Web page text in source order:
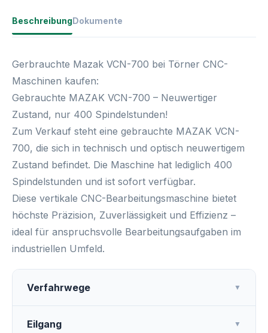
BeschreibungDokumente
Gerbrauchte Mazak VCN-700 bei Törner CNC-
Maschinen kaufen:
Gebrauchte MAZAK VCN-700 – Neuwertiger
Zustand, nur 400 Spindelstunden!
Zum Verkauf steht eine gebrauchte MAZAK VCN-
700, die sich in technisch und optisch neuwertigem
Zustand befindet. Die Maschine hat lediglich 400
Spindelstunden und ist sofort verfügbar.
Diese vertikale CNC-Bearbeitungsmaschine bietet
höchste Präzision, Zuverlässigkeit und Effizienz –
ideal für anspruchsvolle Bearbeitungsaufgaben im
industriellen Umfeld.
Verfahrwege ▼
Eilgang ▼